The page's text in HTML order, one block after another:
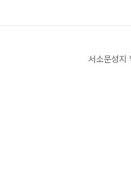
서소문성지